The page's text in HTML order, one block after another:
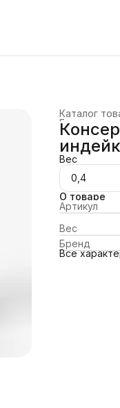
Каталог
Главная
Вес
0,4
О товаре
Артикул
Вес
Бренд
Все